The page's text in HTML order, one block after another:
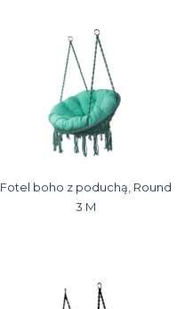
Fotel boho z poduchą, Round
3 M